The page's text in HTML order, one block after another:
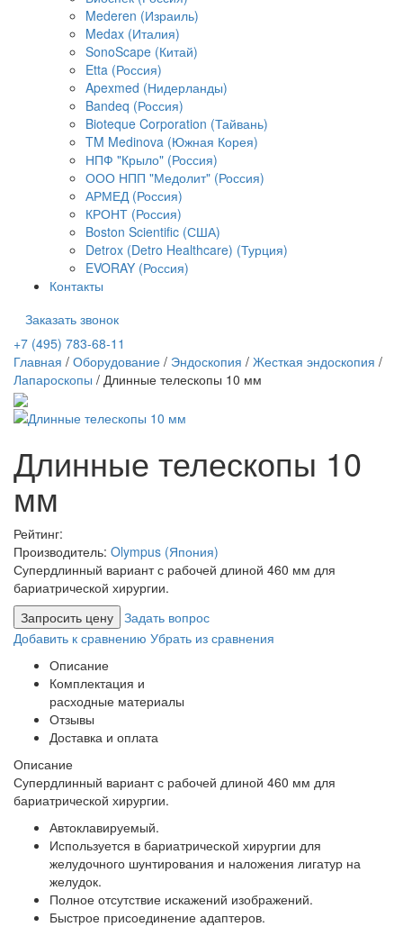
Mederen (Израиль)
Medax (Италия)
SonoScape (Китай)
Etta (Россия)
Apexmed (Нидерланды)
Bandeq (Россия)
Bioteque Corporation (Тайвань)
TM Medinova (Южная Корея)
НПФ "Крыло" (Россия)
ООО НПП "Медолит" (Россия)
АРМЕД (Россия)
КРОНТ (Россия)
Boston Scientific (США)
Detrox (Detro Healthcare) (Турция)
EVORAY (Россия)
Контакты
Заказать звонок
+7 (495) 783-68-11
Главная / Оборудование / Эндоскопия / Жесткая эндоскопия /
Лапароскопы / Длинные телескопы 10 мм
Длинные телескопы 10
мм
Рейтинг:
Производитель: Olympus (Япония)
Супердлинный вариант с рабочей длиной 460 мм для
бариатрической хирургии.
Запросить цену Задать вопрос
Добавить к сравнению Убрать из сравнения
Описание
Комплектация и
расходные материалы
Отзывы
Доставка и оплата
Описание
Супердлинный вариант с рабочей длиной 460 мм для
бариатрической хирургии.
Автоклавируемый.
Используется в бариатрической хирургии для
желудочного шунтирования и наложения лигатур на
желудок.
Полное отсутствие искажений изображений.
Быстрое присоединение адаптеров.